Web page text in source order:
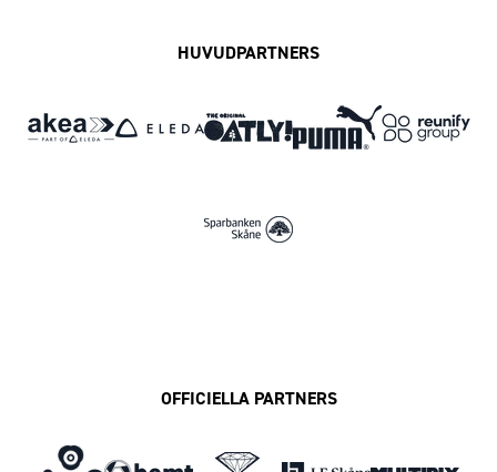
HUVUDPARTNERS
OFFICIELLA PARTNERS